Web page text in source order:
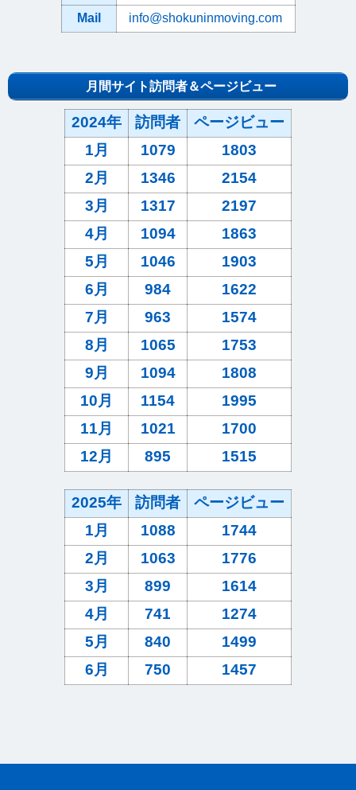
Mail
info@shokuninmoving.com
月間サイト訪問者＆ページビュー
2024年 訪問者
ページビュー
1月
1079
1803
2月
1346
2154
3月
1317
2197
4月
1094
1863
5月
1046
1903
6月
984
1622
7月
963
1574
8月
1065
1753
9月
1094
1808
10月
1154
1995
11月
1021
1700
12月
895 1515
2025年 訪問者
ページビュー
1月
1088
1744
2月
1063
1776
3月
899
1614
4月
741
1274
5月
840
1499
6月
750 1457